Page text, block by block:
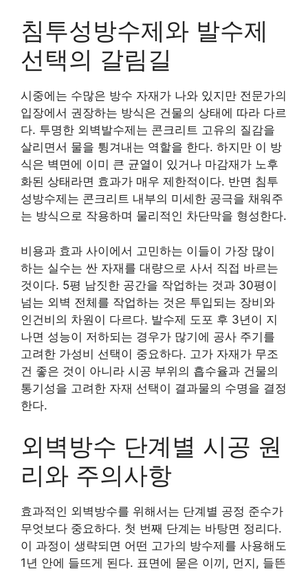
침투성방수제와 발수제
선택의 갈림길
시중에는 수많은 방수 자재가 나와 있지만 전문가의
입장에서 권장하는 방식은 건물의 상태에 따라 다르
다. 투명한 외벽발수제는 콘크리트 고유의 질감을
살리면서 물을 튕겨내는 역할을 한다. 하지만 이 방
식은 벽면에 이미 큰 균열이 있거나 마감재가 노후
화된 상태라면 효과가 매우 제한적이다. 반면 침투
성방수제는 콘크리트 내부의 미세한 공극을 채워주
는 방식으로 작용하며 물리적인 차단막을 형성한다.
비용과 효과 사이에서 고민하는 이들이 가장 많이
하는 실수는 싼 자재를 대량으로 사서 직접 바르는
것이다. 5평 남짓한 공간을 작업하는 것과 30평이
넘는 외벽 전체를 작업하는 것은 투입되는 장비와
인건비의 차원이 다르다. 발수제 도포 후 3년이 지
나면 성능이 저하되는 경우가 많기에 공사 주기를
고려한 가성비 선택이 중요하다. 고가 자재가 무조
건 좋은 것이 아니라 시공 부위의 흡수율과 건물의
통기성을 고려한 자재 선택이 결과물의 수명을 결정
한다.
외벽방수 단계별 시공 원
리와 주의사항
효과적인 외벽방수를 위해서는 단계별 공정 준수가
무엇보다 중요하다. 첫 번째 단계는 바탕면 정리다.
이 과정이 생략되면 어떤 고가의 방수제를 사용해도
1년 안에 들뜨게 된다. 표면에 묻은 이끼, 먼지, 들뜬